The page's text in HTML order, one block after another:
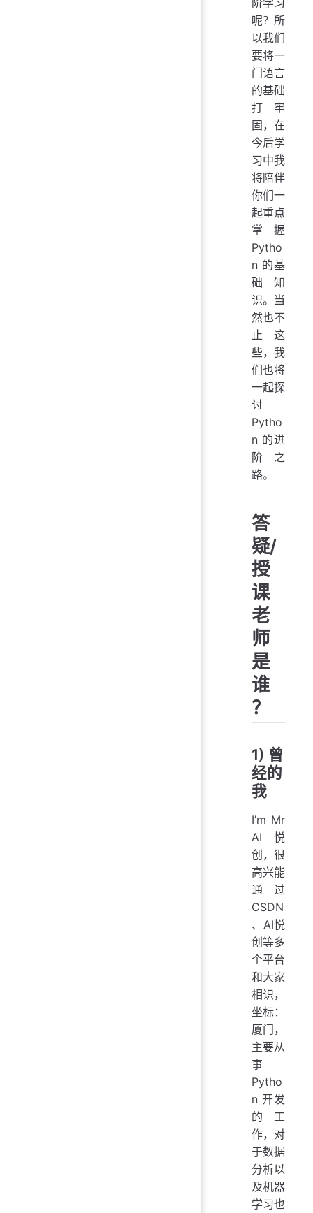
呢？所
以我们
要将一
门语言
的基础
打牢
固，在
今后学
习中我
将陪伴
你们一
起重点
掌握
Pytho
n 的基
础知
识。当
然也不
止这
些，我
们也将
一起探
讨
Pytho
n 的进
阶之
路。
答
疑/
授
课
老
师
是
谁
？
1) 曾
经的
我
I’m Mr
AI悦
创，很
高兴能
通过
CSDN
、AI悦
创等多
个平台
和大家
相识，
坐标：
厦门，
主要从
事
Pytho
n 开发
的工
作，对
于数据
分析以
及机器
学习也